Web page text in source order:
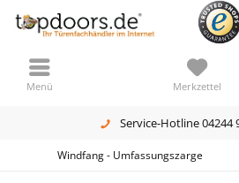
Service-Hotline 04244
Merkzettel
Menü
Windfang - Umfassungszarge